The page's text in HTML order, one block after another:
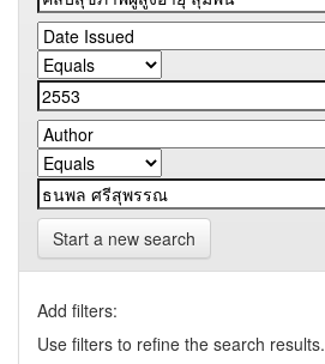
Start a new search
Add filters:
Use filters to refine the search results.